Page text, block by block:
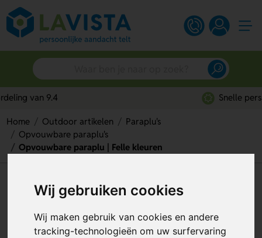
Wij gebruiken cookies
Wij maken gebruik van cookies en andere
tracking-technologieën om uw surfervaring
Home Outdoor artikelen
Paraplu's
Opvouwbare paraplu's
Opvouwbare paraplu | Felle kleuren
Opvouwbare paraplu | Felle
kleuren
Artikelnummer: 112956